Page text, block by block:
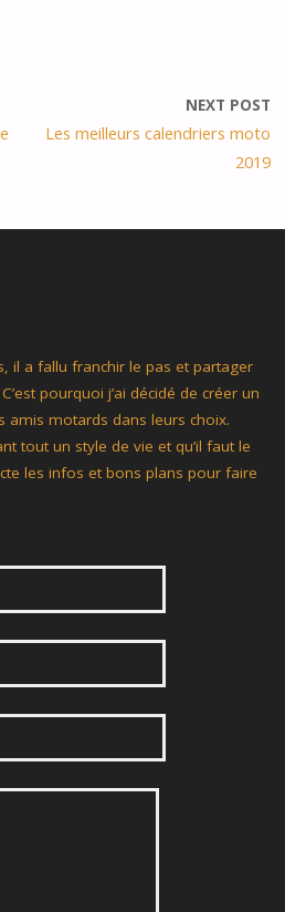
NEXT POST
Les meilleurs calendriers moto
2019
il a fallu franchir le pas et partager
pourquoi j’ai décidé de créer un
motards dans leurs choix.
tout un style de vie et qu’il faut le
les infos et bons plans pour faire